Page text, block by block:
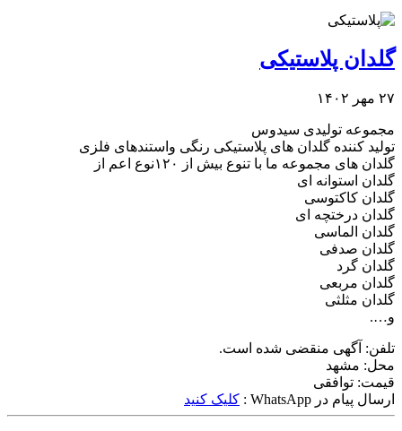
گلدان پلاستیکی
۲۷ مهر ۱۴۰۲
مجموعه تولیدی سیدوس
تولید کننده گلدان های پلاستیکی رنگی واستندهای فلزی
گلدان های مجموعه ما با تنوع بیش از ۱۲۰نوع اعم از
گلدان استوانه ای
گلدان کاکتوسی
گلدان درختچه ای
گلدان الماسی
گلدان صدفی
گلدان گرد
گلدان مربعی
گلدان مثلثی
و….
تلفن: آگهی منقضی شده است.
محل: مشهد
قیمت: توافقی
ارسال پیام در WhatsApp :
کلیک کنید